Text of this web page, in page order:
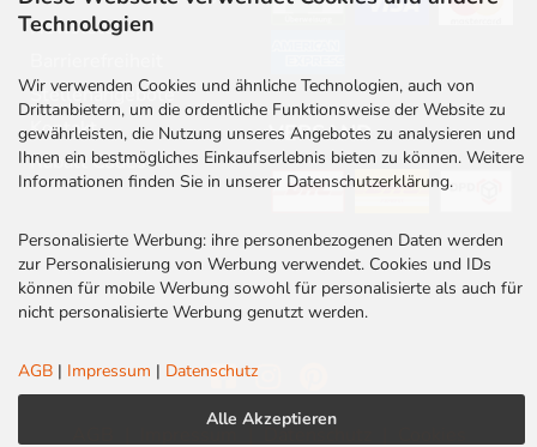
Technologien
Wir verwenden Cookies und ähnliche Technologien, auch von
Drittanbietern, um die ordentliche Funktionsweise der Website zu
gewährleisten, die Nutzung unseres Angebotes zu analysieren und
Ihnen ein bestmögliches Einkaufserlebnis bieten zu können. Weitere
Informationen finden Sie in unserer Datenschutzerklärung.
Personalisierte Werbung: ihre personenbezogenen Daten werden
zur Personalisierung von Werbung verwendet. Cookies und IDs
können für mobile Werbung sowohl für personalisierte als auch für
nicht personalisierte Werbung genutzt werden.
AGB | Impressum | Datenschutz
Alle Akzeptieren
Newsletter
Stellenangebote
Kontakt
Rabatt Codes
VERSAND
Datenschutz